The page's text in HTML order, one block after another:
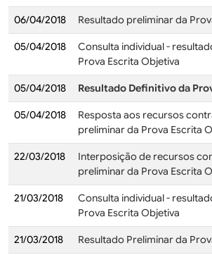
06/04/2018 Resultado preliminar da
05/04/2018
Consulta individual -
Prova Escrita Objetiva
05/04/2018 Resultado Definitivo da
05/04/2018
Resposta aos recursos
preliminar da Prova Escrita
22/03/2018
Interposição de recursos
preliminar da Prova Escrita
21/03/2018
Consulta individual -
Prova Escrita Objetiva
21/03/2018 Resultado Preliminar da